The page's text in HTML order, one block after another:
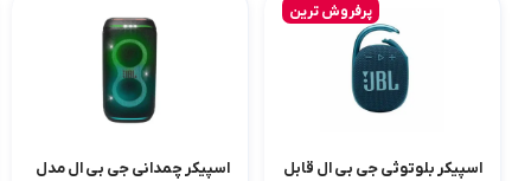
پرفروش ترین
اسپیکر بلوتوثی جی بی ال قابل
اسپیکر چمدانی جی بی ال مدل